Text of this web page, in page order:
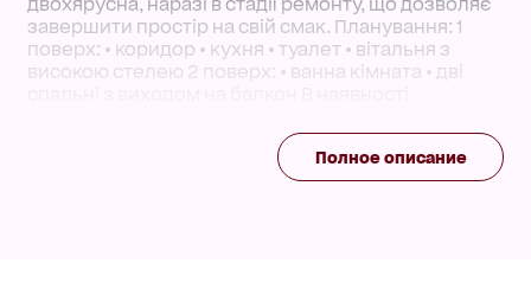
завершити простір на свій смак. Планування: 1
поверх: • коридор • кухня • туалет • вітальня з
високою стелею 2 поверх: • ванна кімната • дві
земельна ділянка 0,74 сотки • закритий двір • у
дворі розташована ще одна квартира •
господарські приміщення (сараї) Об’єкт підійде як
Полное описание